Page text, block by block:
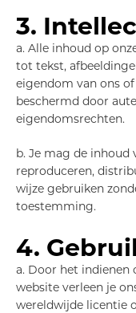
3.
a. Alle inhoud op
tot tekst,
eigendom van ons
beschermd door
eigendomsrechten.
b. Je mag de inhoud
reproduceren,
wijze gebruiken
toestemming.
4.
a. Door het indienen
website verleen je
wereldwijde licentie